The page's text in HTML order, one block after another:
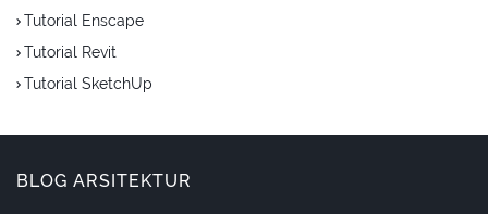
Tutorial Enscape
Tutorial Revit
Tutorial SketchUp
BLOG ARSITEKTUR